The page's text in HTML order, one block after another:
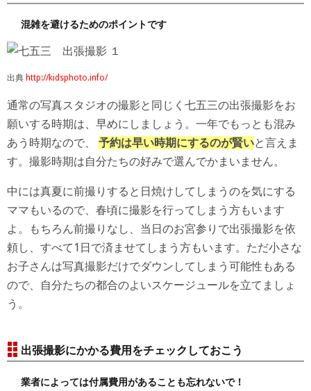
混雑を避けるためのポイントです
出典 http://kidsphoto.info/
通常の写真スタジオの撮影と同じく七五三の出張撮影をお
願いする時期は、早めにしましょう。一年でもっとも混み
あう時期なので、 予約は早い時期にするのが賢いと言えま
す。撮影時期は自分たちの好みで選んでかまいません。
中には真夏に前撮りすると日焼けしてしまうのを気にする
ママもいるので、春頃に撮影を行ってしまう方もいます
よ。もちろん前撮りなし、当日のお宮参りで出張撮影を依
頼し、すべて1日で済ませてしまう方もいます。ただ小さな
お子さんは写真撮影だけでダウンしてしまう可能性もある
ので、自分たちの都合のよいスケージュールを立てましょ
う。
出張撮影にかかる費用をチェックしておこう
業者によっては付属費用があることも忘れないで！